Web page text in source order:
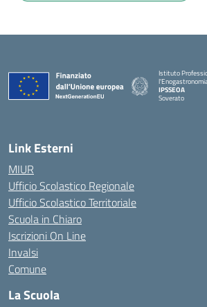
Istituto
IPSSEOA
Soverato
Link Esterni
MIUR
Ufficio Scolastico Regionale
Ufficio Scolastico Territoriale
Scuola in Chiaro
Iscrizioni On Line
Invalsi
Comune
La Scuola